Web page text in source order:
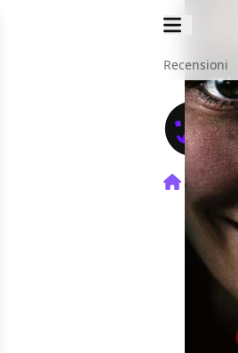
Recensioni
Home